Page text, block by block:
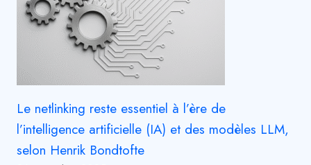
Le netlinking reste essentiel à l’ère de
l’intelligence artificielle (IA) et des modèles LLM,
selon Henrik Bondtofte